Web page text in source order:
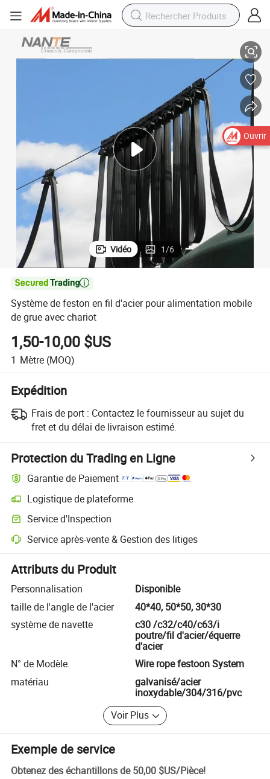
chariot
Système de feston en fil d&#039;acier pour alimentation mobile de grue
Vidéo 1/6

Système de feston en fil d'acier pour alimentation mobile
de grue avec chariot
1,50-10,00 $US
1 Mètre (MOQ)
Expédition
Frais de port : Contactez le fournisseur au sujet du
fret et du délai de livraison estimé.
Protection du Trading en Ligne
Garantie de Paiement
Logistique de plateforme
Suivi d'expédition plus clair avec des logistiques prises en charge par
Service d'Inspection
Inspection préalable à l'expédition optionnelle pour des contrôles de
Service après-vente & Gestion des litiges
Résolution des litiges assistée par la plateforme, y compris les
Attributs du Produit
Personnalisation
Disponible
taille de l'angle de l'acier
40*40, 50*50, 30*30
système de navette
c30 /c32/c40/c63/i
poutre/fil d'acier/équerre
d'acier
N° de Modèle.
Wire rope festoon System
matériau
galvanisé/acier
inoxydable/304/316/pvc
Voir Plus
Exemple de service
Obtenez des échantillons de 50,00 $US/Pièce!
Ouvrir